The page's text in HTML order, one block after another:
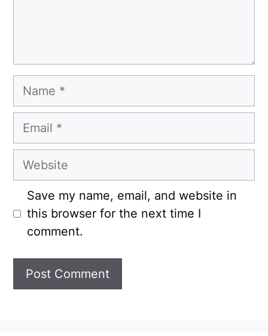
Name
Email
Website
Save my name, email, and website in
this browser for the next time I
comment.